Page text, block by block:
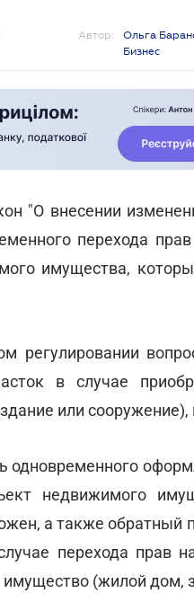
Автор:
Ольга
Бизнес
"О внесении
перехода
имущества,
регулировании
в случае
или
одновременного
недвижимого
а также обратный
перехода прав
(жилой дом,